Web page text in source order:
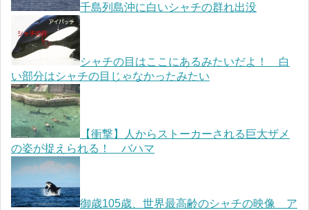
千島列島沖に白いシャチの群れ出没
シャチの目はここにあるみたいだよ！ 白
い部分はシャチの目じゃなかったみたい
【衝撃】人からストーカーされる巨大ザメ
の姿が捉えられる！ バハマ
御歳105歳、世界最高齢のシャチの映像 ア